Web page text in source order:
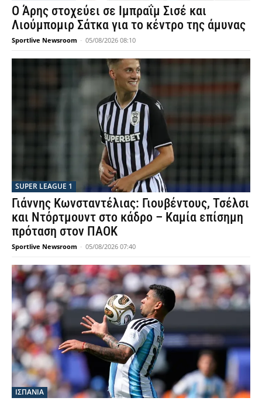
Ο Άρης στοχεύει σε Ιμπραΐμ Σισέ και
Λιούμπομιρ Σάτκα για το κέντρο της άμυνας
Sportlive Newsroom - 05/08/2026 08:10
SUPER LEAGUE 1
Γιάννης Κωνσταντέλιας: Γιουβέντους, Τσέλσι
και Ντόρτμουντ στο κάδρο – Καμία επίσημη
πρόταση στον ΠΑΟΚ
Sportlive Newsroom - 05/08/2026 07:40
ΙΣΠΑΝΙΑ